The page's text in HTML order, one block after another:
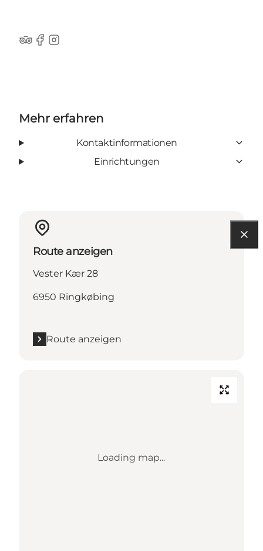
Tripadvisor
Facebook
Instagram
Mehr erfahren
Kontaktinformationen
Einrichtungen
Route anzeigen
Vester Kær 28
6950 Ringkøbing
Route anzeigen
Loading map...